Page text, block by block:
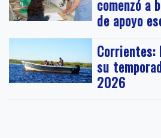
comenzó a
de apoyo
Corrientes:
su
2026